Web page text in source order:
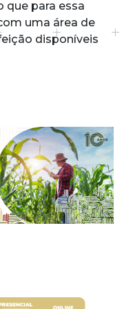
que para essa
uma área de
disponíveis